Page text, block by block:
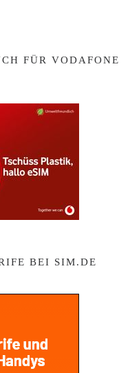
size.size. font size.
FÜR VODAFONE
BEI SIM.DE